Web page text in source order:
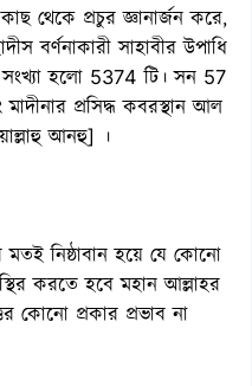
থেকে প্রচুর জ্ঞানার্জন করে,
বর্ণনাকারী সাহাবীর উপাধি
সংখ্যা হলো 5374 টি। সন 57
প্রসিদ্ধ কবরস্থান আল
আনহু] ।
নিষ্ঠাবান হয়ে যে কোনো
করতে হবে মহান আল্লাহর
কোনো প্রকার প্রভাব না